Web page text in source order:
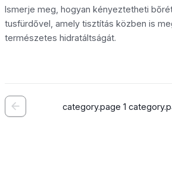
Ismerje meg, hogyan kényeztetheti
tusfürdővel, amely tisztítás közben is
természetes hidratáltságát.
category.page 1